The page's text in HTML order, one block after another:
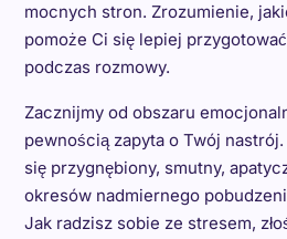
mocnych stron. Zrozumienie,
pomoże Ci się lepiej
podczas rozmowy.
Zacznijmy od obszaru
pewnością zapyta o Twój
się przygnębiony, smutny,
okresów nadmiernego
Jak radzisz sobie ze stresem,